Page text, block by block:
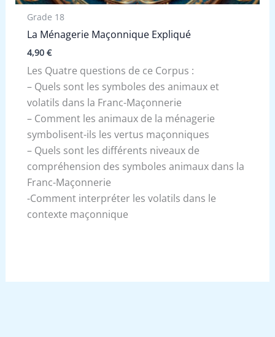
Grade 18
La Ménagerie Maçonnique Expliqué
4,90 €
Les Quatre questions de ce Corpus :
– Quels sont les symboles des animaux et
volatils dans la Franc-Maçonnerie
– Comment les animaux de la ménagerie
symbolisent-ils les vertus maçonniques
– Quels sont les différents niveaux de
compréhension des symboles animaux dans la
Franc-Maçonnerie
-Comment interpréter les volatils dans le
contexte maçonnique